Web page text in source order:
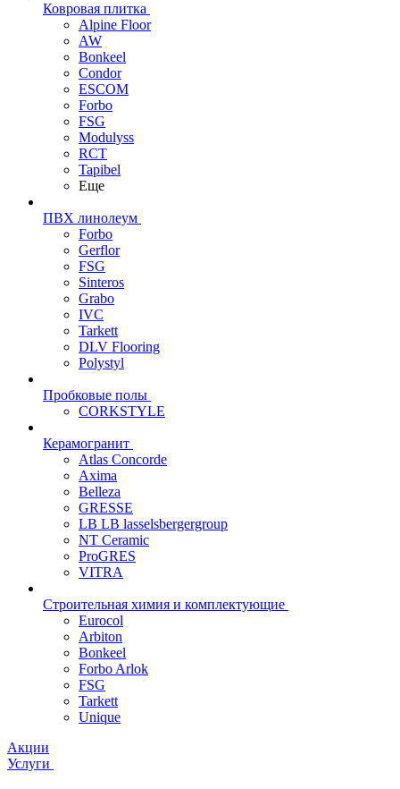
Ковровая плитка
Alpine Floor
AW
Bonkeel
Condor
ESCOM
Forbo
FSG
Modulyss
RCT
Tapibel
Еще
ПВХ линолеум
Forbo
Gerflor
FSG
Sinteros
Grabo
IVC
Tarkett
DLV Flooring
Polystyl
Пробковые полы
CORKSTYLE
Керамогранит
Atlas Concorde
Axima
Belleza
GRESSE
LB LB lasselsbergergroup
NT Ceramic
ProGRES
VITRA
Строительная химия и комплектующие
Eurocol
Arbiton
Bonkeel
Forbo Arlok
FSG
Tarkett
Unique
Акции
Услуги